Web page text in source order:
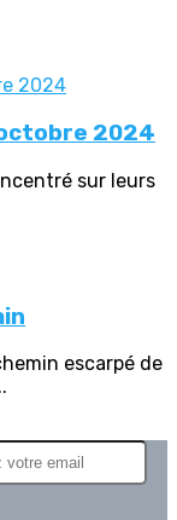
2024
sur leurs
escarpé de